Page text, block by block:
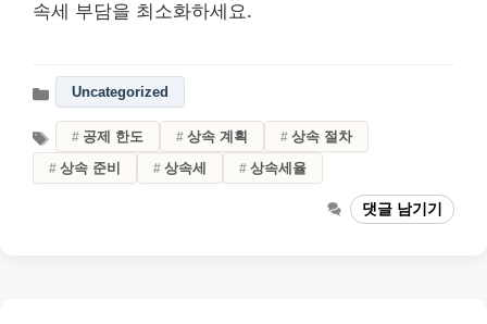
속세 부담을 최소화하세요.
Uncategorized
공제 한도 상속 계획
상속 절차
상속 준비
상속세 상속세율
댓글 남기기